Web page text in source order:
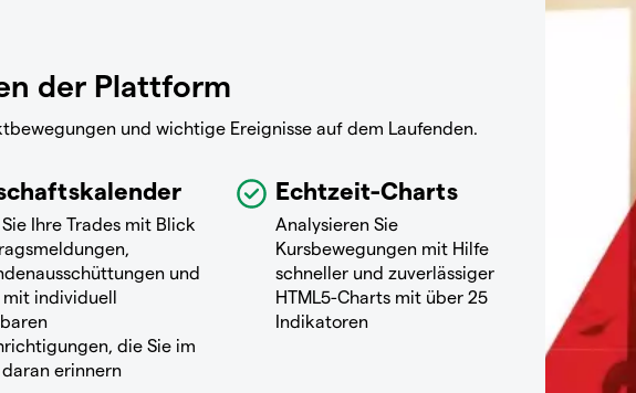
der Plattform
und wichtige Ereignisse auf dem Laufenden.
Ihre Trades mit Blick
und
mit individuell
die Sie im
daran erinnern
Echtzeit-Charts
Analysieren Sie
Kursbewegungen mit Hilfe
schneller und zuverlässiger
HTML5-Charts mit über 25
Indikatoren